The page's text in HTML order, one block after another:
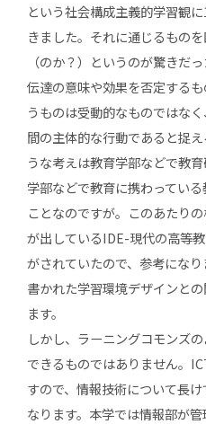
という社会構成主義的学習観
きました。それに通じるもの
（のか？）というのが驚きだ
伝達の意味や効果を否定する
うものは受動的なものではな
間の主体的な行動であると捉
うな考えは教育学部などで教育
学部などで教育に携わってい
ことなのですが。このあたり
が出しているIDE-現代の高等
がされていたので、参考にな
書かれた学習環境デザインと
ます。
しかし、ラーニングコモンズ
できるものではありません。
すので、情報技術について長
なります。本学では情報部が